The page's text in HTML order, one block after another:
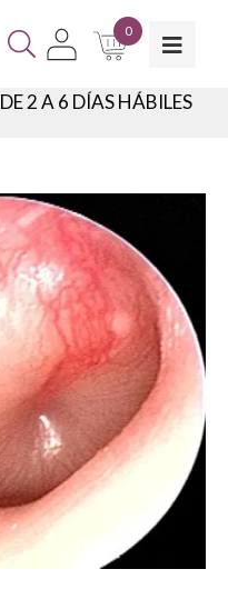
0
DE 2 A 6 DÍAS HÁBILES